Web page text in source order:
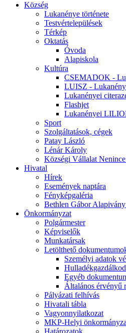
Község
Lukanénye története
Testvértelepülések
Térkép
Oktatás
Óvoda
Alapiskola
Kultúra
CSEMADOK -
LUISZ -
Lukanényei
Flashjet
Lukanényei
Sport
Szolgáltatások, cégek
Patay László
Lénár Károly
Községi Vállalat Nenince
Hivatal
Hírek
Események naptára
Fényképgaléria
Bethlen Gábor
Önkormányzat
Polgármester
Képviselők
Munkatársak
Letölthető
Személyi adatok
Egyéb
Általános érvényű
Pályázati felhívás
Hivatali tábla
Vagyonnyilatkozat
MKP-Helyi
Határozatok